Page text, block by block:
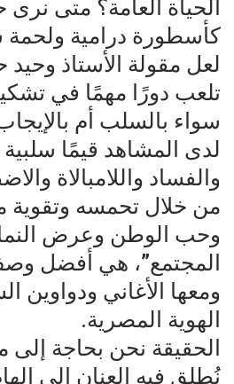
الحياة العامة؟ متى نرى
كأسطورة درامية ولحمة
لعل مقولة الأستاذ وحيد
تلعب دورًا مهمًا في
سواء بالسلب أم
لدى المشاهد قيمًا سلبية
والفساد واللامبالاة
من خلال تحمسه وتقوية
وحب الوطن وعرض
المجتمع”، هي أفضل
ومعها الأغاني ودواوين
الهوية المصرية.
الحقيقة نحن بحاجة
نُطلق فيه العنان إلى